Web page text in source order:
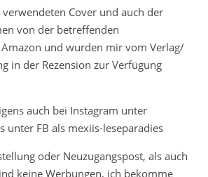
verwendeten Cover und auch der
von der betreffenden
und wurden mir vom Verlag/
in der Rezension zur Verfügung
auch bei Instagram unter
unter FB als mexiis-leseparadies
oder Neuzugangspost, als auch
keine Werbungen, ich bekomme